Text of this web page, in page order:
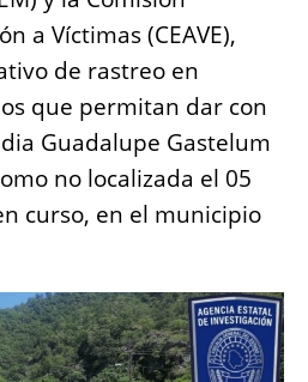
n
k
a Víctimas (CEAVE),
de rastreo en
que permitan dar con
Guadalupe Gastelum
no localizada el 05
curso, en el municipio